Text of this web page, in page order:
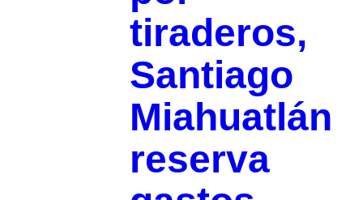
tiraderos,
Santiago
Miahuatlán
reserva